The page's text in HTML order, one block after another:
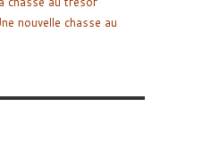
nouvelle chasse au